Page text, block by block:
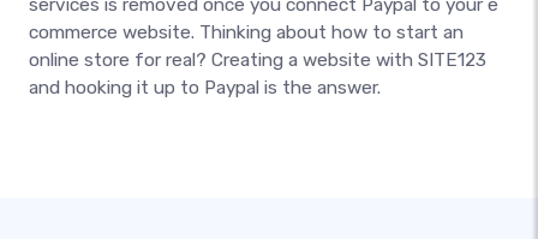
services is removed once you connect Paypal to your e
commerce website. Thinking about how to start an
online store for real? Creating a website with SITE123
and hooking it up to Paypal is the answer.